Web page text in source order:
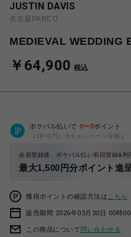
JUSTIN DAVIS
名古屋PARCO
MEDIEVAL WEDDING
￥64,900 税込
ポケパル払いで 0〜0ポイント
（1P=1円）※キャンペーン分除く
会員登録後、ポケパル払い初回登録&利
最大1,500円分ポイント進
獲得ポイントの確認方法は こちら
販売期間 2026年03月30日 00時
この商品について問い合わせる